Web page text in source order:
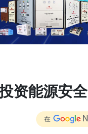
资能源安全
在